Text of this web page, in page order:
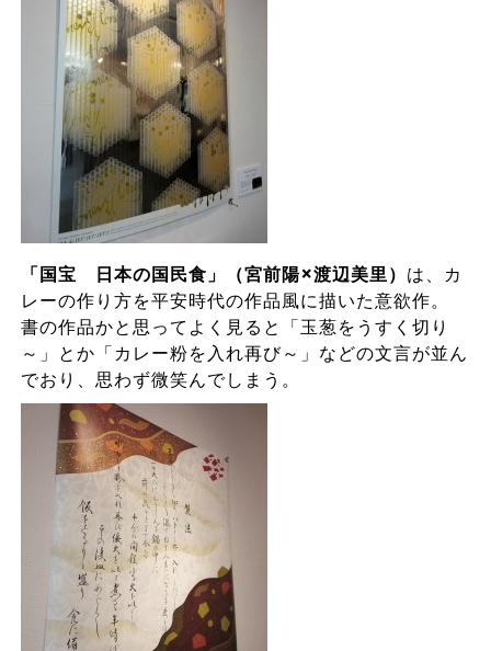
「国宝 日本の国民食」（宮前陽×渡辺美里） は、カ
レーの作り方を平安時代の作品風に描いた意欲作。
書の作品かと思ってよく見ると「玉葱をうすく切り
～」とか「カレー粉を入れ再び～」などの文言が並ん
でおり、思わず微笑んでしまう。